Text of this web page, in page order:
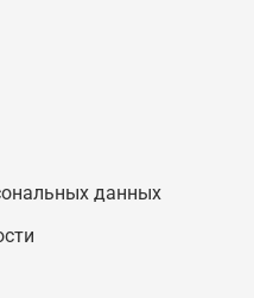
данных